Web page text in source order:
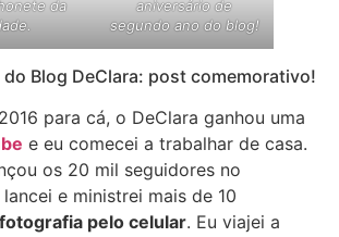
da
aniversário de
segundo ano do blog!
Blog DeClara: post comemorativo!
para cá, o DeClara ganhou uma
e eu comecei a trabalhar de casa.
os 20 mil seguidores no
lancei e ministrei mais de 10
pelo celular. Eu viajei a